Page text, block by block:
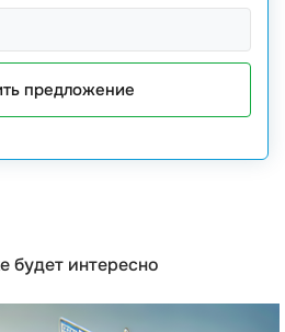
предложение
будет интересно